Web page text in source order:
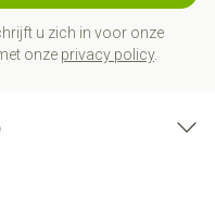
u zich in voor onze
onze privacy policy.